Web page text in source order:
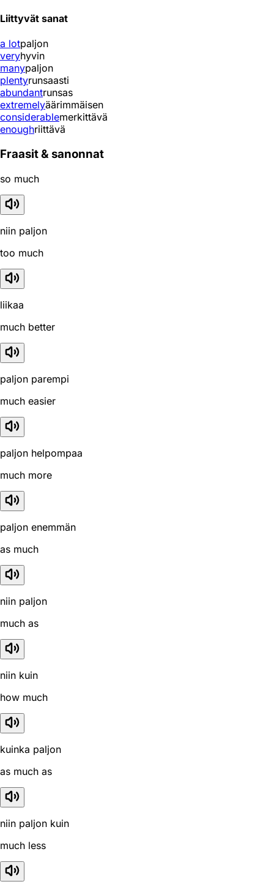
Liittyvät sanat
a lotpaljon
veryhyvin
manypaljon
plentyrunsaasti
abundantrunsas
extremelyäärimmäisen
considerablemerkittävä
enoughriittävä
Fraasit & sanonnat
so much
niin paljon
too much
liikaa
much better
paljon parempi
much easier
paljon helpompaa
much more
paljon enemmän
as much
niin paljon
much as
niin kuin
how much
kuinka paljon
as much as
niin paljon kuin
much less